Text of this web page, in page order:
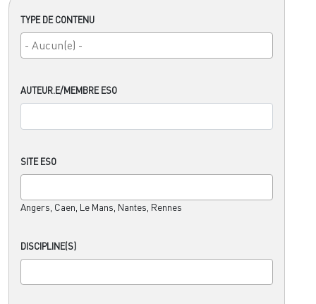
TYPE DE CONTENU
AUTEUR.E/MEMBRE ESO
SITE ESO
Angers, Caen, Le Mans, Nantes, Rennes
DISCIPLINE(S)